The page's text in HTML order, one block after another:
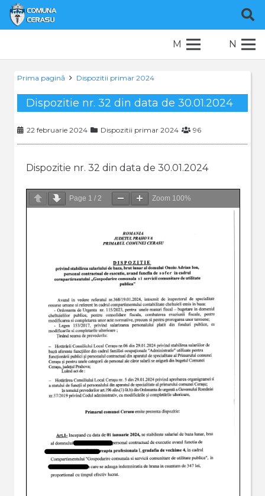
M N
Prima pagină Dispozitii primar 2024
Dispozitie nr. 32 din data de 30.01.2024
22 februarie 2024 Dispozitii primar 2024 96
Dispozitie nr. 32 din data de 30.01.2024
Page 1 / 2 Zoom 100%